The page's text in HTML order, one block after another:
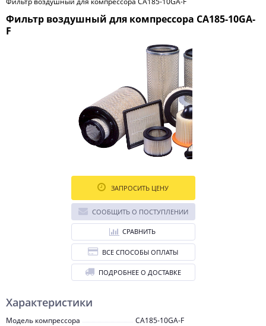
Фильтр воздушный для компрессора CA185-10GA-
F
Характеристики
Модель компрессора
CA185-10GA-F
ЗАПРОСИТЬ ЦЕНУ
СООБЩИТЬ О ПОСТУПЛЕНИИ
СРАВНИТЬ
ВСЕ СПОСОБЫ ОПЛАТЫ
ПОДРОБНЕЕ О ДОСТАВКЕ